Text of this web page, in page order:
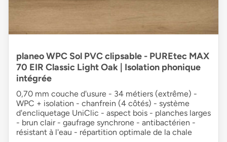
planeo WPC Sol PVC clipsable - PUREtec MAX
70 EIR Classic Light Oak | Isolation phonique
intégrée
0,70 mm couche d'usure - 34 métiers (extrême) -
WPC + isolation - chanfrein (4 côtés) - système
d'encliquetage UniClic - aspect bois - planches larges
- brun clair - gaufrage synchrone - antibactérien -
résistant à l'eau - répartition optimale de la chale